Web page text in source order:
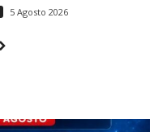
5 Agosto 2026